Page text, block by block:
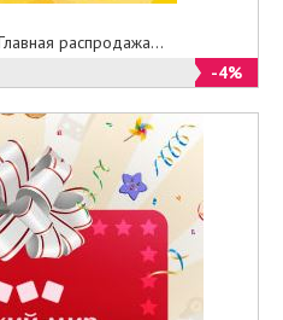
распродажа...
-4%